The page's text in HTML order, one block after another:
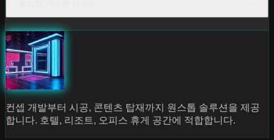
컨셉 개발부터 시공, 콘텐츠 탑재까지 원스톱 솔루션을 제공
합니다. 호텔, 리조트, 오피스 휴게 공간에 적합합니다.